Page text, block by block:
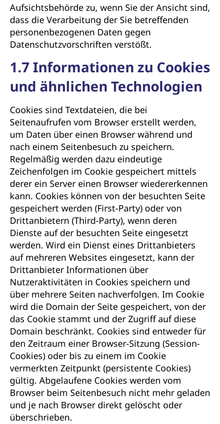
Aufsichtsbehörde zu, wenn Sie der Ansicht sind,
dass die Verarbeitung der Sie betreffenden
personenbezogenen Daten gegen
Datenschutzvorschriften verstößt.
1.7 Informationen zu Cookies
und ähnlichen Technologien
Cookies sind Textdateien, die bei
Seitenaufrufen vom Browser erstellt werden,
um Daten über einen Browser während und
nach einem Seitenbesuch zu speichern.
Regelmäßig werden dazu eindeutige
Zeichenfolgen im Cookie gespeichert mittels
derer ein Server einen Browser wiedererkennen
kann. Cookies können von der besuchten Seite
gespeichert werden (First-Party) oder von
Drittanbietern (Third-Party), wenn deren
Dienste auf der besuchten Seite eingesetzt
werden. Wird ein Dienst eines Drittanbieters
auf mehreren Websites eingesetzt, kann der
Drittanbieter Informationen über
Nutzeraktivitäten in Cookies speichern und
über mehrere Seiten nachverfolgen. Im Cookie
wird die Domain der Seite gespeichert, von der
das Cookie stammt und der Zugriff auf diese
Domain beschränkt. Cookies sind entweder für
den Zeitraum einer Browser-Sitzung (Session-
Cookies) oder bis zu einem im Cookie
vermerkten Zeitpunkt (persistente Cookies)
gültig. Abgelaufene Cookies werden vom
Browser beim Seitenbesuch nicht mehr geladen
und je nach Browser direkt gelöscht oder
überschrieben.